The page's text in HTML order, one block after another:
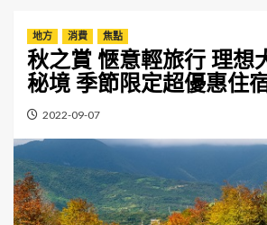
地方 消費 焦點
秋之賞 愜意輕旅行 理想
秘境 季節限定超優惠住
2022-09-07